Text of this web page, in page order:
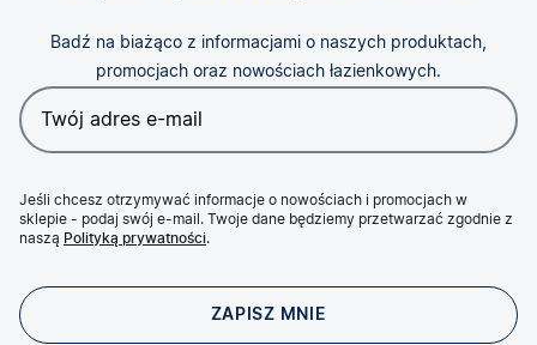
Badź na biażąco z informacjami o naszych produktach,
promocjach oraz nowościach łazienkowych.
Jeśli chcesz otrzymywać informacje o nowościach i promocjach w
sklepie - podaj swój e-mail. Twoje dane będziemy przetwarzać zgodnie z
naszą Polityką prywatności.